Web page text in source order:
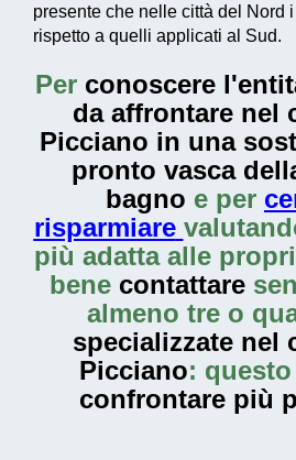
presente che nelle città del Nord
rispetto a quelli applicati al Sud.
Per conoscere
da affrontare nel
Picciano in una
pronto vasca
bagno e per
risparmiare
più adatta alle
bene contattare
almeno tre o
specializzate nel
Picciano:
confrontare più